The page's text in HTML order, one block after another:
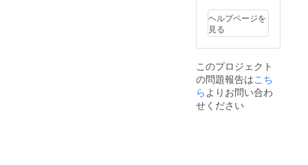
ヘルプページを
見る
このプロジェクト
の問題報告はこち
らよりお問い合わ
せください